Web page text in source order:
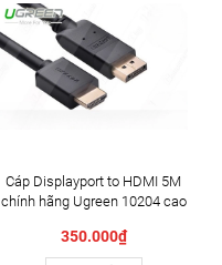
Cáp Displayport to HDMI 5M
chính hãng Ugreen 10204 cao
350.000₫